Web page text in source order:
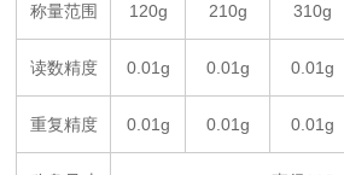
称量范围 120g 210g 310g
读数精度 0.01g 0.01g 0.01g
重复精度 0.01g 0.01g 0.01g